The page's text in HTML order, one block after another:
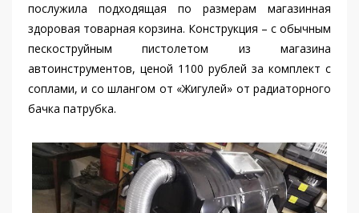
послужила подходящая по размерам магазинная
здоровая товарная корзина. Конструкция – с обычным
пескоструйным пистолетом из магазина
автоинструментов, ценой 1100 рублей за комплект с
соплами, и со шлангом от «Жигулей» от радиаторного
бачка патрубка.